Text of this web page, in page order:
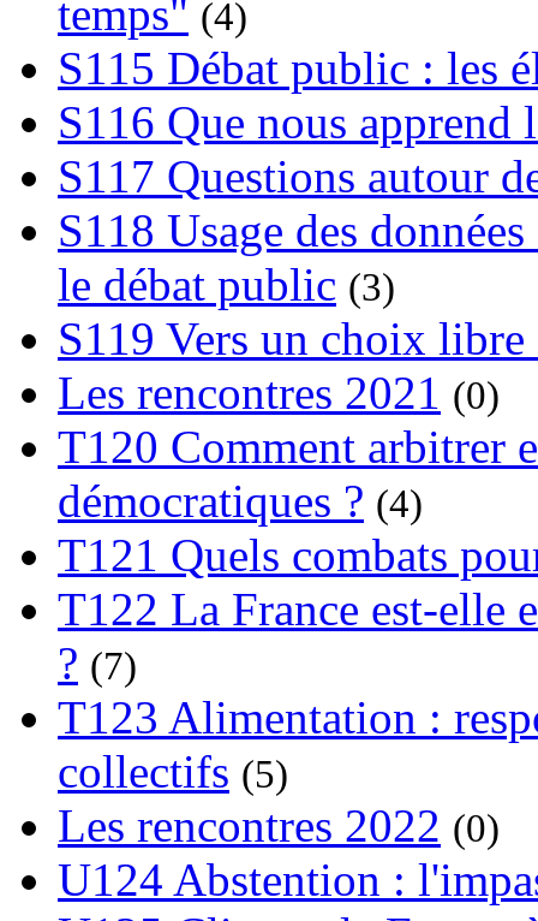
temps" (4)
S115 Débat public : les
S116 Que nous apprend
S117 Questions autour
S118 Usage des
le débat public (3)
S119 Vers un choix
Les rencontres 2021 (0)
T120 Comment arbitrer
démocratiques ? (4)
T121 Quels combats
T122 La France est-elle
? (7)
T123 Alimentation :
collectifs (5)
Les rencontres 2022 (0)
U124 Abstention :